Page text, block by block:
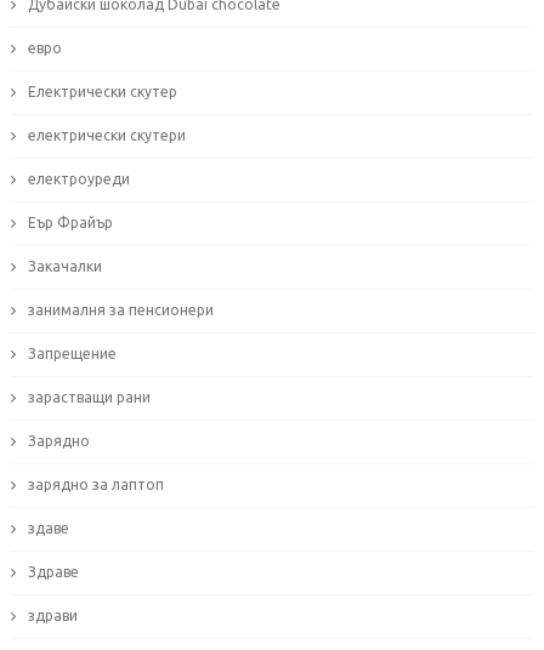
Дубайски шоколад Dubai chocolate
евро
Електрически скутер
електрически скутери
електроуреди
Еър Фрайър
Закачалки
занималня за пенсионери
Запрещение
зарастващи рани
Зарядно
зарядно за лаптоп
здаве
Здраве
здрави